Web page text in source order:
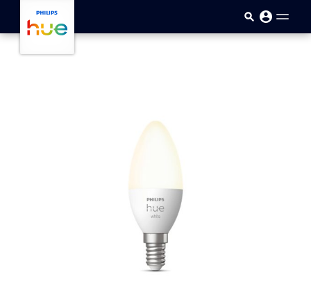
Přejít k hlavnímu obsahu